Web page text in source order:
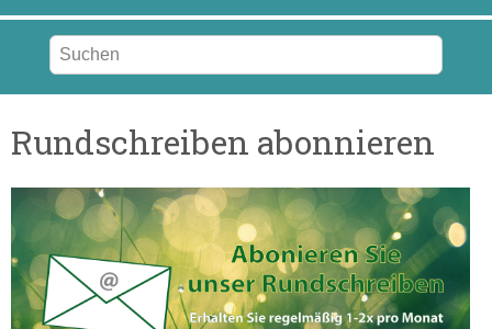
Rundschreiben abonnieren